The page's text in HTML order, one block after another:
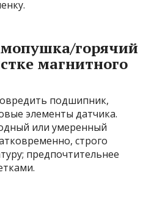
горячий
магнитного
подшипник,
элементы датчика.
или умеренный
строго
предпочтительнее